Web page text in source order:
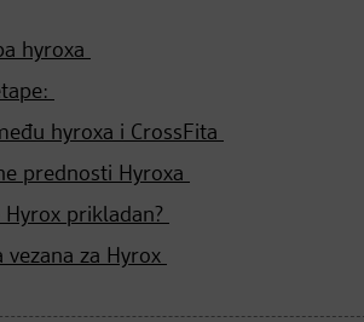
hyroxa
hyroxa i CrossFita
prednosti Hyroxa
Hyrox prikladan?
vezana za Hyrox